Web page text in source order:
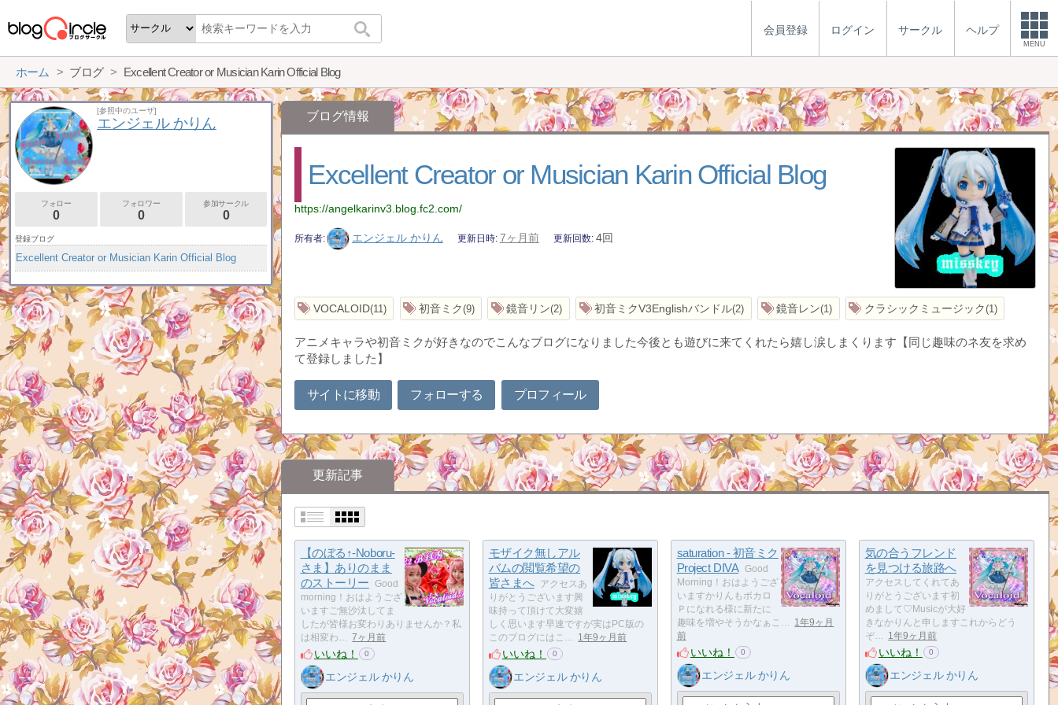
会員登録 ログイン サークル ヘルプ
MENU
ホーム ブログ Excellent Creator or Musician Karin Official Blog
ブログ情報
Excellent Creator or Musician Karin Official Blog
https://angelkarinv3.blog.fc2.com/
所有者 エンジェル かりん 更新日時 7ヶ月前 更新回数 4回
VOCALOID 11 初音ミク 9 鏡音リン 2 初音ミクV3Englishバンドル 2 鏡音レン 1 クラシックミュージック 1
アニメキャラや初音ミクが好きなのでこんなブログになりました今後とも遊びに来てくれたら嬉し涙しまくります【同じ趣味のネ友を求め
て登録しました】
サイトに移動 フォローする プロフィール
更新記事
【のぼる↑-Noboru-
さま】ありのまま
のストーリー
Good
morning！おはようござ
いますご無沙汰してま
したが皆様お変わりありませんか？私
は相変わ…
7ヶ月前
いいね！ 0
エンジェル かりん
モザイク無しアル
バムの閲覧希望の
皆さまへ
アクセスあ
りがとうございます興
味持って頂けて大変嬉
しく思います早速ですが実はPC版の
このブログにはこ… 1年9ヶ月前
いいね！ 0
エンジェル かりん
saturation - 初音ミク
Project DIVA
Good
Morning！おはようござ
いますかりんもボカロ
Ｐになれる様に新たに
趣味を増やそうかなぁこ… 1年9ヶ月
前
いいね！ 0
エンジェル かりん
気の合うフレンド
を見つける旅路へ
アクセスしてくれてあ
りがとうございます初
めまして♡Musicが大好
きなかりんと申しますこれからどう
ぞ… 1年9ヶ月前
いいね！ 0
エンジェル かりん
[参照中のユーザ]
エンジェル かりん
フォロー
0
フォロワー
0
参加サークル
0
登録ブログ
Excellent Creator or Musician Karin Official Blog